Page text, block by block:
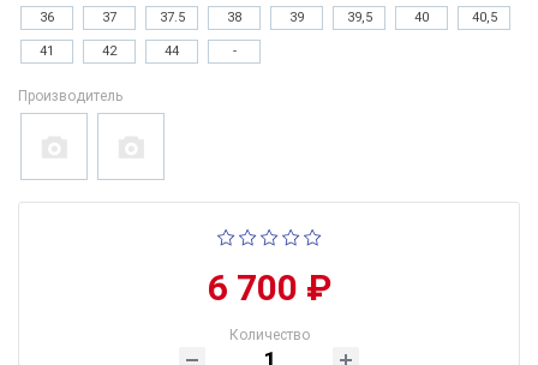
36 37 37.5 38 39 39,5 40 40,5
41 42 44 -
Производитель
6 700 ₽
Количество